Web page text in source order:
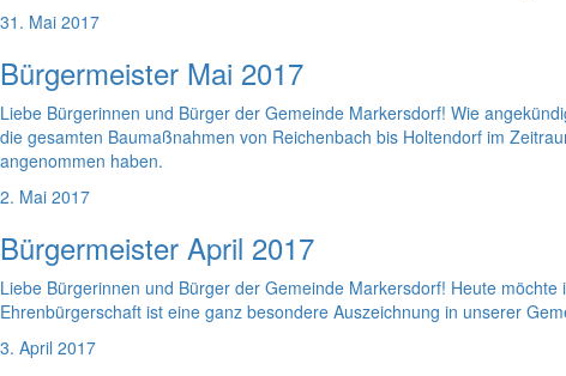
31. Mai 2017
Bürgermeister Mai 2017
Liebe Bürgerinnen und Bürger der Gemeinde Markersdorf! Wie
die gesamten Baumaßnahmen von Reichenbach bis Holtendorf im
angenommen haben.
2. Mai 2017
Bürgermeister April 2017
Liebe Bürgerinnen und Bürger der Gemeinde Markersdorf! Heute
Ehrenbürgerschaft ist eine ganz besondere Auszeichnung in unserer
3. April 2017